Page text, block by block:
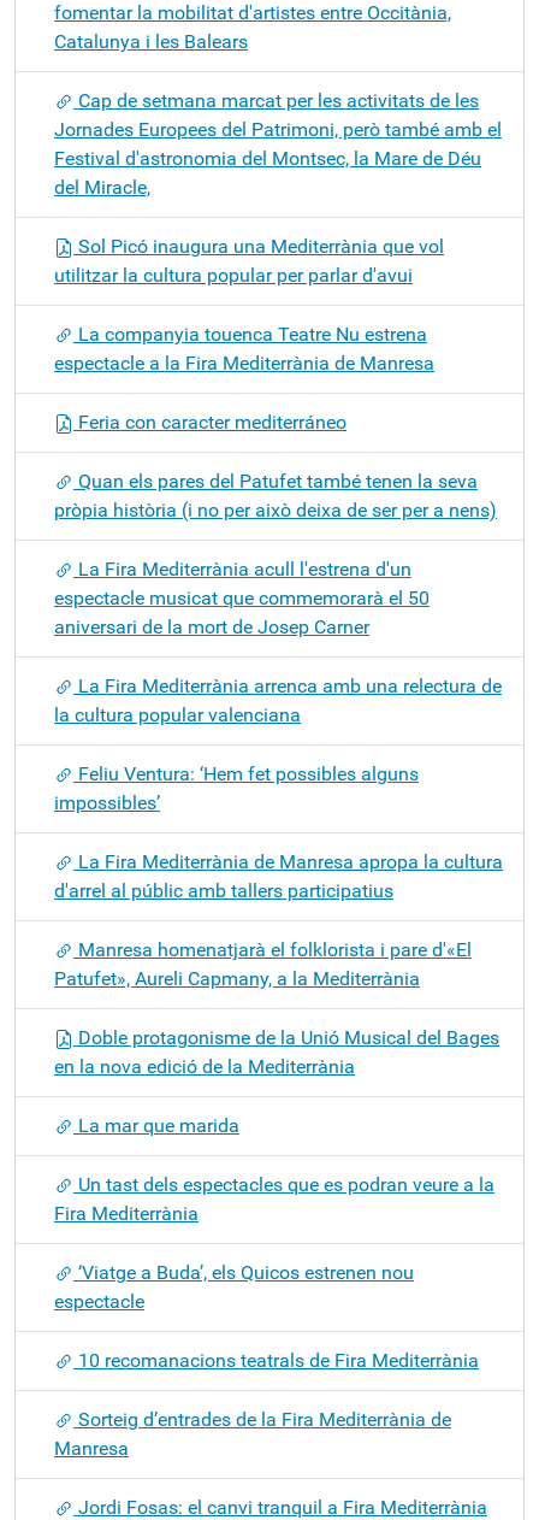
fomentar la mobilitat d'artistes entre Occitània,
Catalunya i les Balears
Cap de setmana marcat per les activitats de les
Jornades Europees del Patrimoni, però també amb el
Festival d'astronomia del Montsec, la Mare de Déu
del Miracle,
Sol Picó inaugura una Mediterrània que vol
utilitzar la cultura popular per parlar d'avui
La companyia touenca Teatre Nu estrena
espectacle a la Fira Mediterrània de Manresa
Feria con caracter mediterráneo
Quan els pares del Patufet també tenen la seva
pròpia història (i no per això deixa de ser per a nens)
La Fira Mediterrània acull l'estrena d'un
espectacle musicat que commemorarà el 50
aniversari de la mort de Josep Carner
La Fira Mediterrània arrenca amb una relectura de
la cultura popular valenciana
Feliu Ventura: ‘Hem fet possibles alguns
impossibles’
La Fira Mediterrània de Manresa apropa la cultura
d'arrel al públic amb tallers participatius
Manresa homenatjarà el folklorista i pare d'«El
Patufet», Aureli Capmany, a la Mediterrània
Doble protagonisme de la Unió Musical del Bages
en la nova edició de la Mediterrània
La mar que marida
Un tast dels espectacles que es podran veure a la
Fira Mediterrània
‘Viatge a Buda’, els Quicos estrenen nou
espectacle
10 recomanacions teatrals de Fira Mediterrània
Sorteig d’entrades de la Fira Mediterrània de
Manresa
Jordi Fosas: el canvi tranquil a Fira Mediterrània